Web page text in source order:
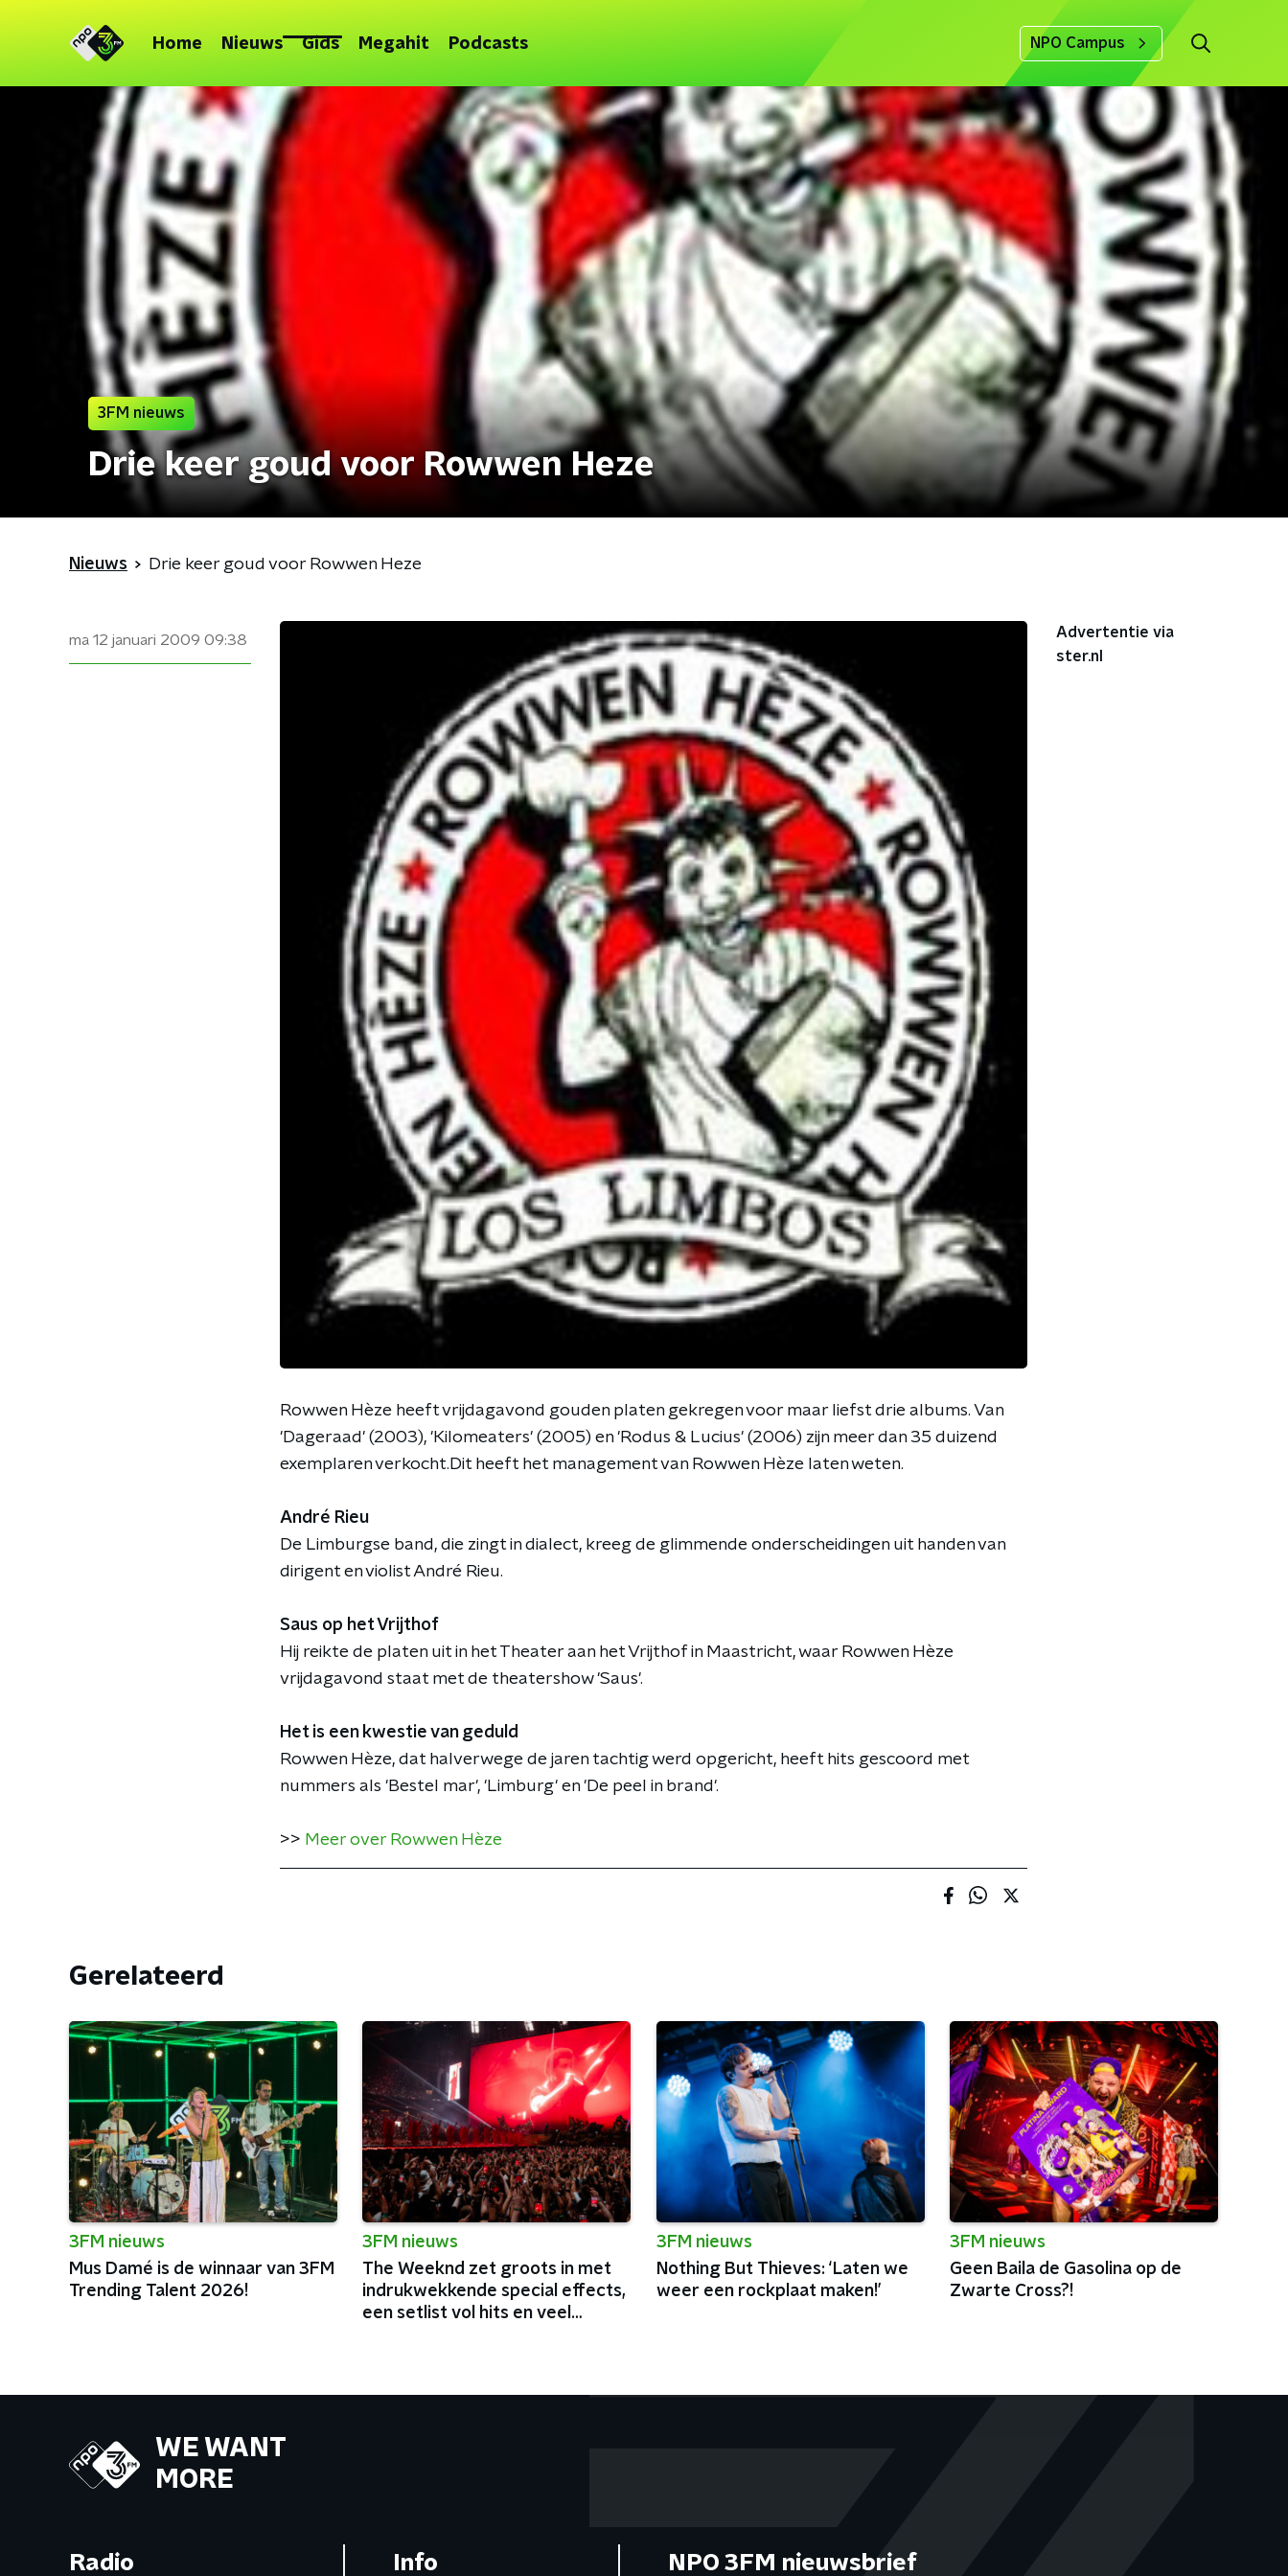
Home Nieuws Gids Megahit Podcasts NPO Campus
3FM nieuws
Drie keer goud voor Rowwen Heze
Nieuws Drie keer goud voor Rowwen Heze
ma 12 januari 2009 09:38
Rowwen Hèze heeft vrijdagavond gouden platen gekregen voor maar liefst drie albums. Van
'Dageraad' (2003), 'Kilomeaters' (2005) en 'Rodus & Lucius' (2006) zijn meer dan 35 duizend
exemplaren verkocht.Dit heeft het management van Rowwen Hèze laten weten.
André Rieu
De Limburgse band, die zingt in dialect, kreeg de glimmende onderscheidingen uit handen van
dirigent en violist André Rieu.
Saus op het Vrijthof
Hij reikte de platen uit in het Theater aan het Vrijthof in Maastricht, waar Rowwen Hèze
vrijdagavond staat met de theatershow 'Saus'.
Het is een kwestie van geduld
Rowwen Hèze, dat halverwege de jaren tachtig werd opgericht, heeft hits gescoord met
nummers als 'Bestel mar', 'Limburg' en 'De peel in brand'.
>> Meer over Rowwen Hèze
Advertentie via
ster.nl
Gerelateerd
3FM nieuws
Mus Damé is de winnaar van 3FM
Trending Talent 2026!
3FM nieuws
The Weeknd zet groots in met
indrukwekkende special effects,
een setlist vol hits en veel
3FM nieuws
Nothing But Thieves: ‘Laten we
weer een rockplaat maken!’
3FM nieuws
Geen Baila de Gasolina op de
Zwarte Cross?!
WE WANT
MORE
Radio Info NPO 3FM nieuwsbrief